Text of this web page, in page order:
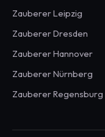
ZaubererLeipzig
ZaubererDresden
ZaubererHannover
ZaubererNürnberg
ZaubererRegensburg